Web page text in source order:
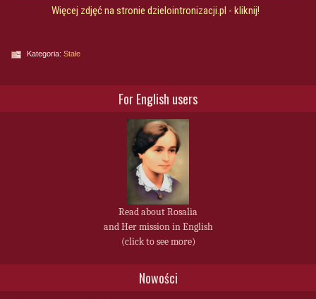
Więcej zdjęć na stronie dzielointronizacji.pl - kliknij!
Kategoria: Stałe
For English users
Read about Rosalia
and Her mission in English
(click to see more)
Nowości